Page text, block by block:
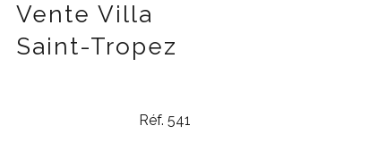
Vente Villa
Saint-Tropez
Réf. 541